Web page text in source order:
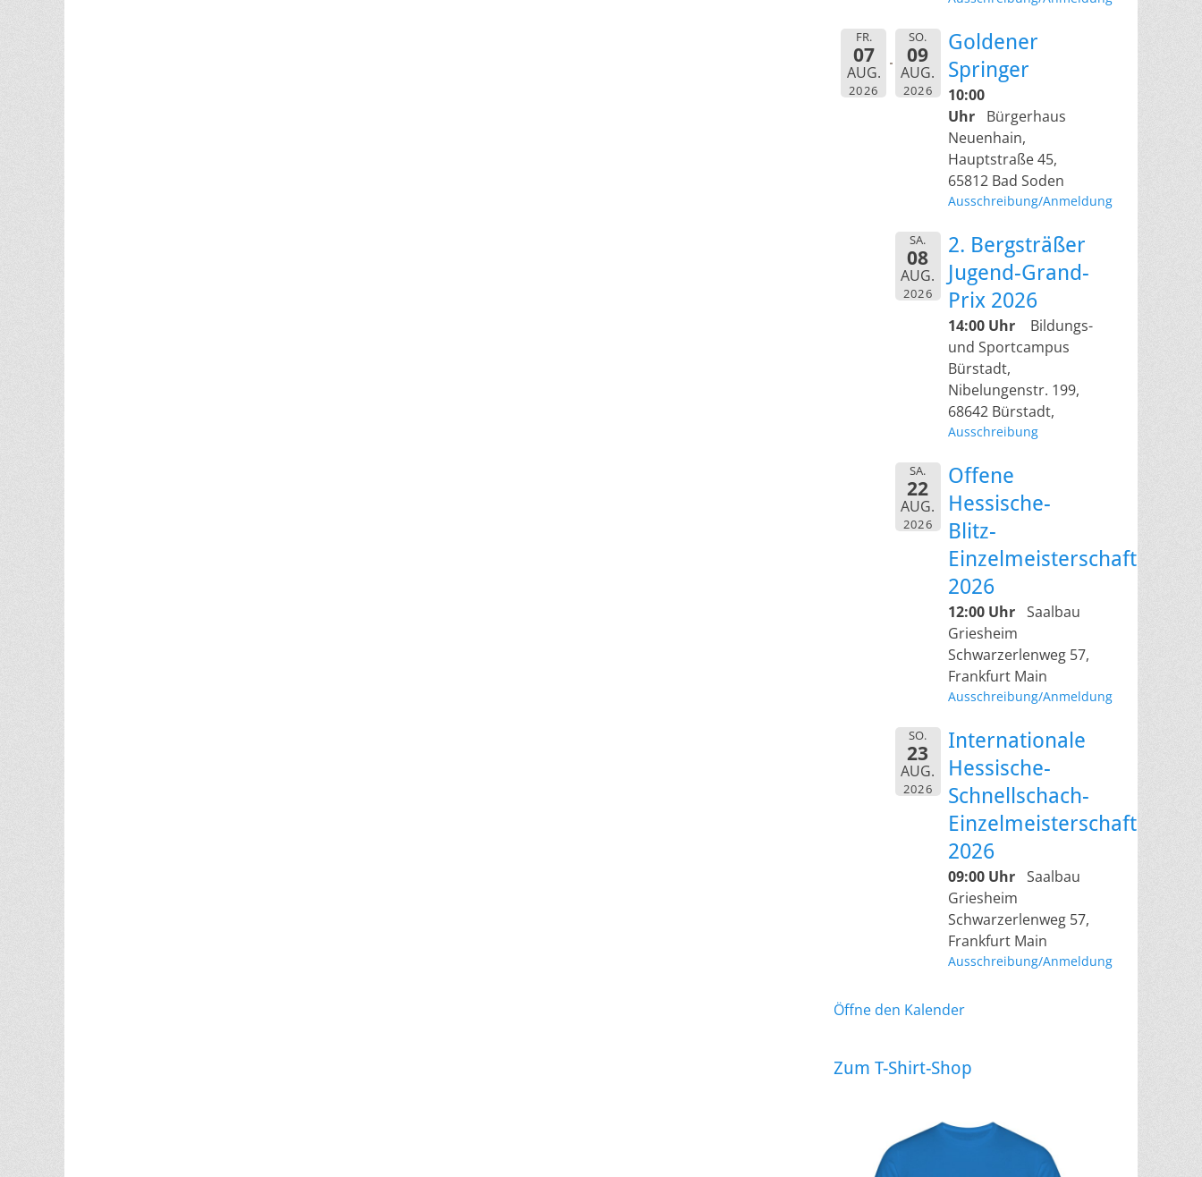
FR.
07
AUG.
2026
SO.
09
AUG.
2026
Goldener
Springer
10:00
Uhr
Bürgerhaus
Neuenhain,
Hauptstraße 45,
65812 Bad Soden
Ausschreibung/Anmeldung
SA.
08
AUG.
2026
2. Bergsträßer
Jugend-Grand-
Prix 2026
14:00 Uhr
Bildungs-
und Sportcampus
Bürstadt,
Nibelungenstr. 199,
68642 Bürstadt,
Ausschreibung
SA.
22
AUG.
2026
Offene
Hessische-
Blitz-
Einzelmeisterschaft
2026
12:00 Uhr Saalbau
Griesheim
Schwarzerlenweg 57,
Frankfurt Main
Ausschreibung/Anmeldung
SO.
23
AUG.
2026
Internationale
Hessische-
Schnellschach-
Einzelmeisterschaft
2026
09:00 Uhr Saalbau
Griesheim
Schwarzerlenweg 57,
Frankfurt Main
Ausschreibung/Anmeldung
Öffne den Kalender
Zum T-Shirt-Shop